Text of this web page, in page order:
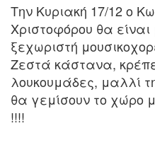
Την Κυριακή 17/12 ο
Χριστοφόρου θα
ξεχωριστή
Ζεστά κάστανα,
λουκουμάδες, μαλλί
θα γεμίσουν το χώρο
!!!!